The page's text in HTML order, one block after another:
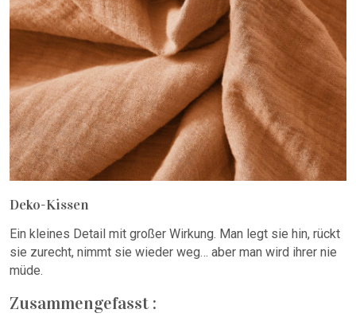
Deko-Kissen
Ein kleines Detail mit großer Wirkung. Man legt sie hin, rückt
sie zurecht, nimmt sie wieder weg… aber man wird ihrer nie
müde.
Zusammengefasst :